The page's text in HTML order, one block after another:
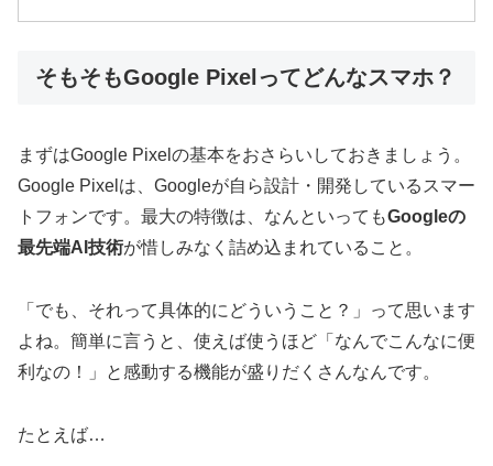
そもそもGoogle Pixelってどんなスマホ？
まずはGoogle Pixelの基本をおさらいしておきましょう。
Google Pixelは、Googleが自ら設計・開発しているスマー
トフォンです。最大の特徴は、なんといってもGoogleの
最先端AI技術が惜しみなく詰め込まれていること。
「でも、それって具体的にどういうこと？」って思います
よね。簡単に言うと、使えば使うほど「なんでこんなに便
利なの！」と感動する機能が盛りだくさんなんです。
たとえば…